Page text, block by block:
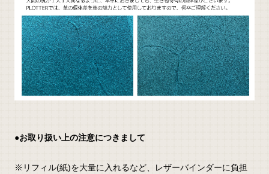
●お取り扱い上の注意につきまして
※リフィル(紙)を大量に入れるなど、レザーバインダーに負担